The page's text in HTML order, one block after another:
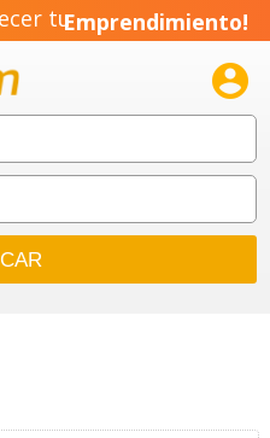
tuEmprendimiento!
